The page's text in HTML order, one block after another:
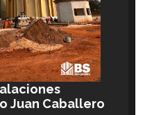
Juan Caballero